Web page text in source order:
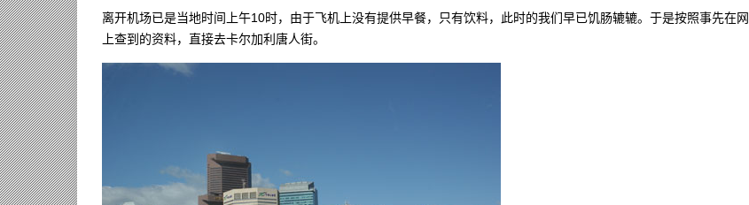
离开机场已是当地时间上午10时，由于飞机上没有提供早餐，只有饮料，此时的我们早已饥肠辘辘。于是按照事先在网
上查到的资料，直接去卡尔加利唐人街。